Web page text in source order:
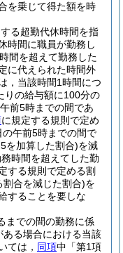
を乗じて得た額を時
る超勤代休時間を指
時間に職員が勤務し
間を超えて勤務した
に代えられた時間外
，当該時間1時間につ
りの給与額に100分の
前5時までの間であ
に規定する規則で定め
午前5時までの間で
を加算した割合)を減
時間を超えてした勤
する規則で定める割
合を減じた割合)を
することを要しな
までの間の勤務に係
ある場合における当該
ては， 同項中「第1項